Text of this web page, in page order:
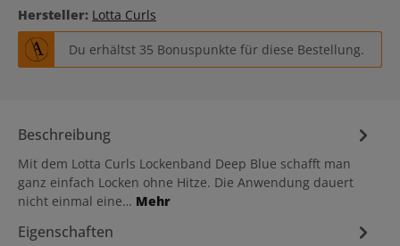
Hersteller: Lotta Curls
Du erhältst 35 Bonuspunkte für diese Bestellung.
Beschreibung
Mit dem Lotta Curls Lockenband Deep Blue schafft man
ganz einfach Locken ohne Hitze. Die Anwendung dauert
nicht einmal eine… Mehr
Eigenschaften